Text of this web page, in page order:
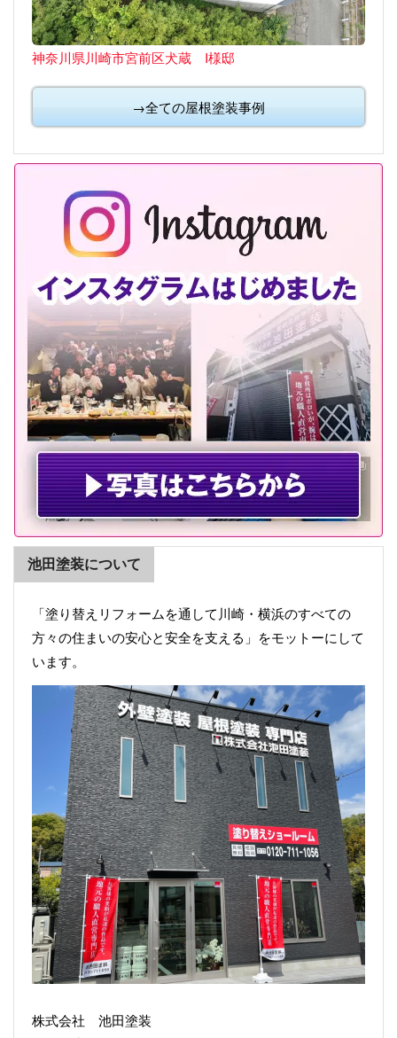
神奈川県川崎市宮前区犬蔵 I様邸
→全ての屋根塗装事例
池田塗装について
「塗り替えリフォームを通して川崎・横浜のすべての
方々の住まいの安心と安全を支える」をモットーにして
います。
株式会社 池田塗装